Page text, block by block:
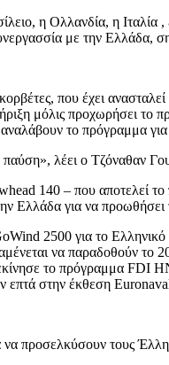
η Ολλανδία, η Ιταλία ,
με την Ελλάδα,
που έχει
μόλις προχωρήσει
το πρόγραμμα για
λέει ο Τζόναθαν
140 – που αποτελεί
Ελλάδα για να
2500 για το Ελληνικό
να παραδοθούν
το πρόγραμμα FDI
επτά στην έκθεση
να προσελκύσουν τους